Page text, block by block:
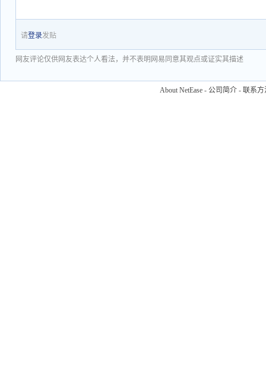
请登录发贴
网友评论仅供网友表达个人看法，并不表明网易同意其观点或证实其描述
About NetEase - 公司简介 - 联系方